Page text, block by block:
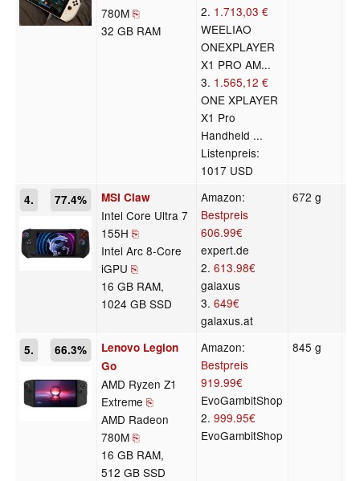
780M ⎘
32 GB RAM
2. 1.713,03 €
WEELIAO
ONEXPLAYER
X1 PRO AM...
3. 1.565,12 €
ONE XPLAYER
X1 Pro
Handheld ...
Listenpreis:
1017 USD
4. 77.4% MSI Claw
Intel Core Ultra 7
155H ⎘
Intel Arc 8-Core
iGPU ⎘
16 GB RAM,
1024 GB SSD
Amazon:
Bestpreis
606.99€
expert.de
2.613.98€
galaxus
3.649€
galaxus.at
672 g
5. 66.3%
Lenovo Legion
Go
AMD Ryzen Z1
Extreme ⎘
AMD Radeon
780M ⎘
16 GB RAM,
512 GB SSD
Amazon:
Bestpreis
919.99€
EvoGambitShop
2.999.95€
EvoGambitShop
845 g